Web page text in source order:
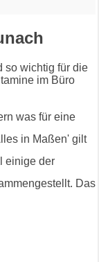
was für eine
in Maßen' gilt
einige der
Das